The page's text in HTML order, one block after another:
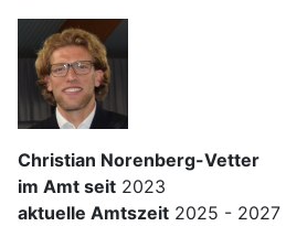
Christian Norenberg-Vetter
im Amt seit 2023
aktuelle Amtszeit 2025 - 2027